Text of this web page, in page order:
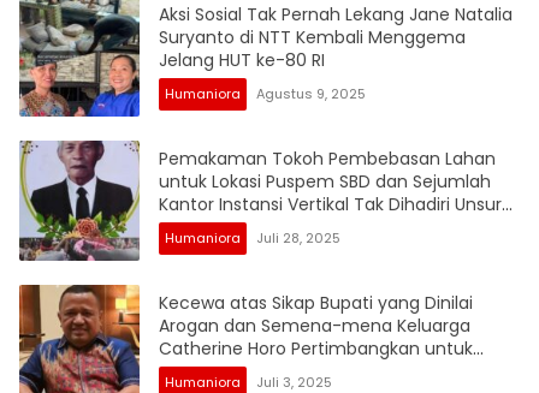
Aksi Sosial Tak Pernah Lekang Jane Natalia
Suryanto di NTT Kembali Menggema
Jelang HUT ke-80 RI
Humaniora Agustus 9, 2025
Pemakaman Tokoh Pembebasan Lahan
untuk Lokasi Puspem SBD dan Sejumlah
Kantor Instansi Vertikal Tak Dihadiri Unsur
Pemda
Humaniora Juli 28, 2025
Kecewa atas Sikap Bupati yang Dinilai
Arogan dan Semena-mena Keluarga
Catherine Horo Pertimbangkan untuk
Lapor Polisi
Humaniora Juli 3, 2025